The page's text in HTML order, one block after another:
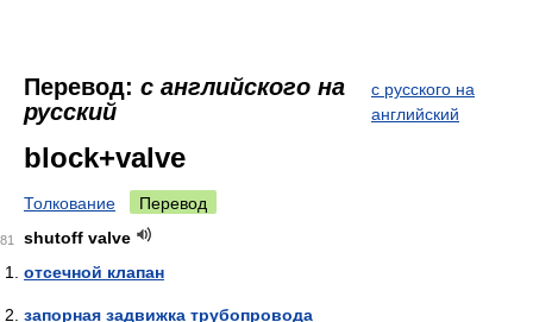
Перевод: с английского на
русский
с русского на
английский
block+valve
Толкование Перевод
81
shutoff valve
отсечной клапан
запорная задвижка трубопровода